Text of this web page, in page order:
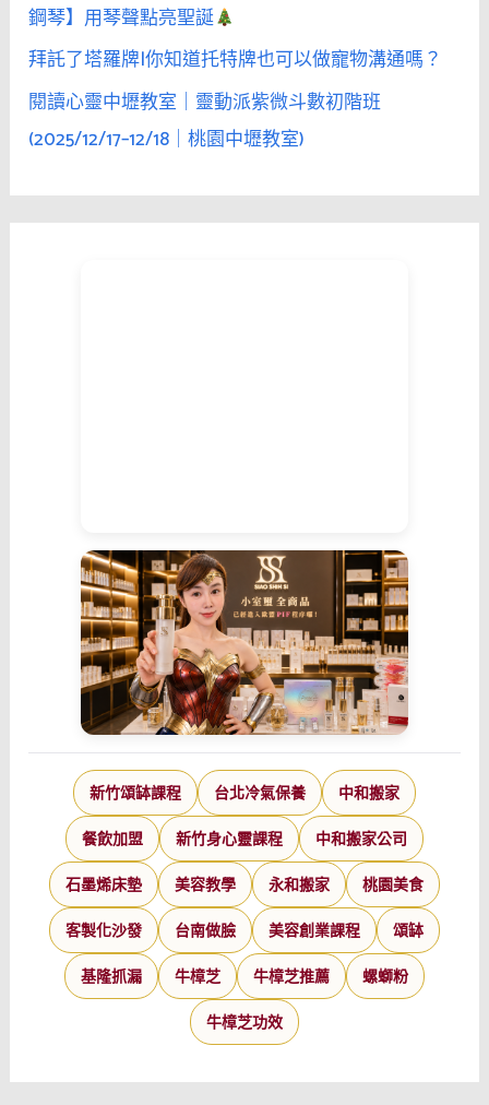
鋼琴】用琴聲點亮聖誕
拜託了塔羅牌|你知道托特牌也可以做寵物溝通嗎？
閱讀心靈中壢教室｜靈動派紫微斗數初階班
(2025/12/17–12/18｜桃園中壢教室)
新竹頌缽課程 台北冷氣保養 中和搬家
餐飲加盟 新竹身心靈課程 中和搬家公司
石墨烯床墊 美容教學 永和搬家 桃園美食
客製化沙發 台南做臉 美容創業課程 頌缽
基隆抓漏 牛樟芝 牛樟芝推薦 螺螄粉
牛樟芝功效